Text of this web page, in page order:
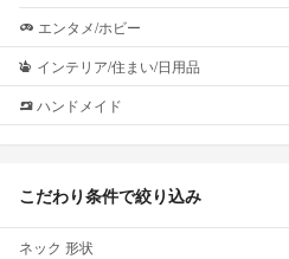
エンタメ/ホビー
インテリア/住まい/日用品
ハンドメイド
こだわり条件で絞り込み
ネック 形状